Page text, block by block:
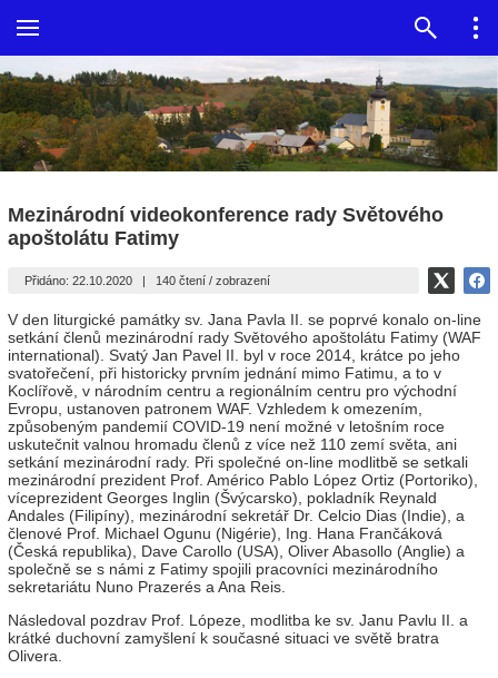
Mezinárodní videokonference rady Světového
apoštolátu Fatimy
Přidáno: 22.10.2020 | 140 čtení / zobrazení
V den liturgické památky sv. Jana Pavla II. se poprvé konalo on-line
setkání členů mezinárodní rady Světového apoštolátu Fatimy (WAF
international). Svatý Jan Pavel II. byl v roce 2014, krátce po jeho
svatořečení, při historicky prvním jednání mimo Fatimu, a to v
Koclířově, v národním centru a regionálním centru pro východní
Evropu, ustanoven patronem WAF. Vzhledem k omezením,
způsobeným pandemií COVID-19 není možné v letošním roce
uskutečnit valnou hromadu členů z více než 110 zemí světa, ani
setkání mezinárodní rady. Při společné on-line modlitbě se setkali
mezinárodní prezident Prof. Américo Pablo López Ortiz (Portoriko),
víceprezident Georges Inglin (Švýcarsko), pokladník Reynald
Andales (Filipíny), mezinárodní sekretář Dr. Celcio Dias (Indie), a
členové Prof. Michael Ogunu (Nigérie), Ing. Hana Frančáková
(Česká republika), Dave Carollo (USA), Oliver Abasollo (Anglie) a
společně se s námi z Fatimy spojili pracovníci mezinárodního
sekretariátu Nuno Prazerés a Ana Reis.
Následoval pozdrav Prof. Lópeze, modlitba ke sv. Janu Pavlu II. a
krátké duchovní zamyšlení k současné situaci ve světě bratra
Olivera.